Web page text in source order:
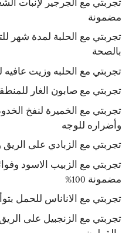
تجربتي مع الجرجير لإنبات
مضمونة
تجربتي مع الحلبة لمدة شهر
بالصحة
تجربتي مع الحلبه وزيت
تجربتي مع صابون الغار
تجربتي مع الخميرة لنفخ
وأضراره للوجه
تجربتي مع الزبادي على الريق
تجربتي مع الزبيب الاسود
مضمونة 100%
تجربتي مع الاناناس للحمل
تجربتي مع الزنجبيل على